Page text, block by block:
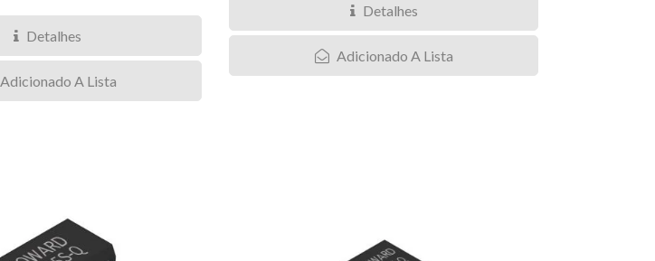
Detalhes
Adicionado A Lista
Detalhes
Adicionado A Lista